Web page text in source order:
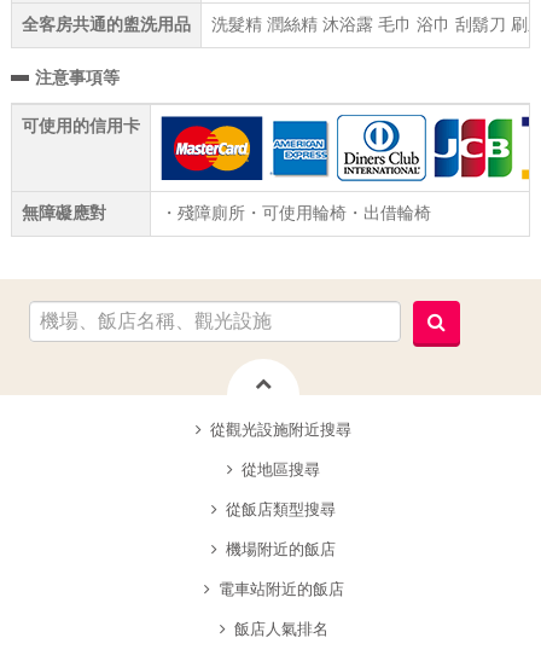
全客房共通的盥洗用品 洗髮精 潤絲精 沐浴露 毛巾 浴巾 刮鬍刀 刷
注意事項等
可使用的信用卡
無障礙應對 ・殘障廁所・可使用輪椅・出借輪椅
從觀光設施附近搜尋
從地區搜尋
從飯店類型搜尋
機場附近的飯店
電車站附近的飯店
飯店人氣排名